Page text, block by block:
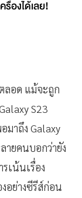
รื่องได้เลย!
ลอด แม้จะถูก
S23
มาถึง Galaxy
ายคนบอกว่ายัง
เน้นเรื่อง
อย่างซีรีส์ก่อน